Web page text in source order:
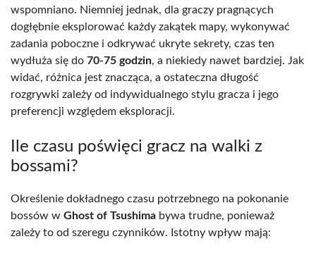
wspomniano. Niemniej jednak, dla graczy pragnących
dogłębnie eksplorować każdy zakątek mapy, wykonywać
zadania poboczne i odkrywać ukryte sekrety, czas ten
wydłuża się do 70-75 godzin, a niekiedy nawet bardziej. Jak
widać, różnica jest znacząca, a ostateczna długość
rozgrywki zależy od indywidualnego stylu gracza i jego
preferencji względem eksploracji.
Ile czasu poświęci gracz na walki z
bossami?
Określenie dokładnego czasu potrzebnego na pokonanie
bossów w Ghost of Tsushima bywa trudne, ponieważ
zależy to od szeregu czynników. Istotny wpływ mają: